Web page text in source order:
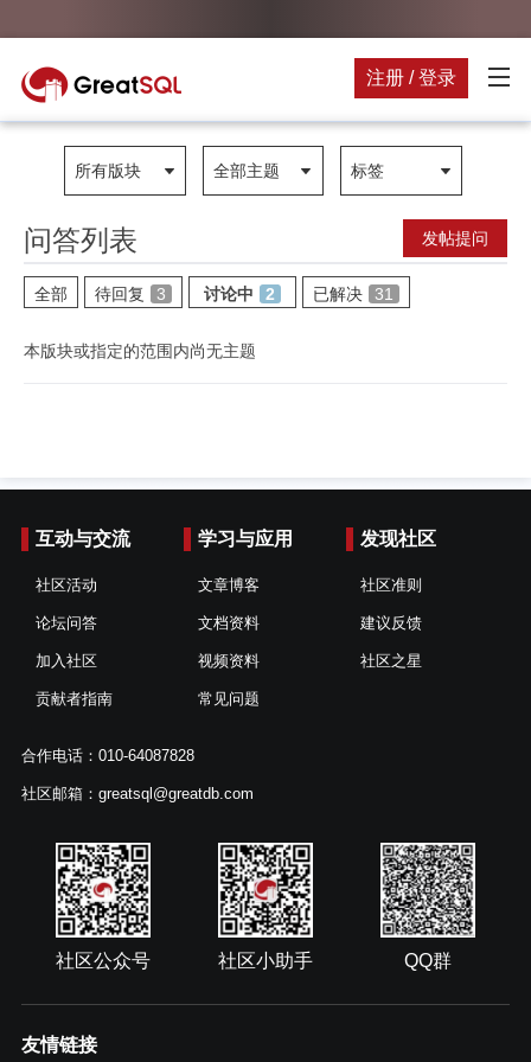
注册 / 登录
所有版块 全部主题 标签
问答列表 发帖提问
全部 待回复 3 讨论中 2 已解决 31
本版块或指定的范围内尚无主题
互动与交流
社区活动
论坛问答
加入社区
贡献者指南
学习与应用
文章博客
文档资料
视频资料
常见问题
发现社区
社区准则
建议反馈
社区之星
合作电话：010-64087828
社区邮箱：greatsql@greatdb.com
社区公众号 社区小助手 QQ群
友情链接